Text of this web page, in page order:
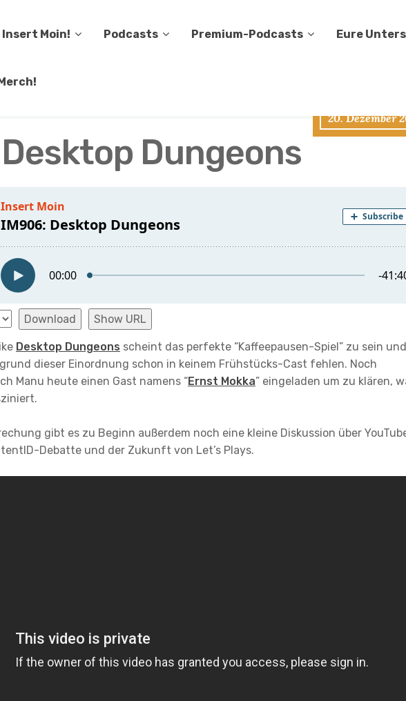
Insert Moin! Podcasts Premium-Podcasts Eure
20. Dezember
Dungeons
Download Show URL
Desktop Dungeons scheint das perfekte “Kaffeepausen-Spiel” zu sein und
dieser Einordnung schon in keinem Frühstücks-Cast fehlen. Noch
Manu heute einen Gast namens “Ernst Mokka” eingeladen um zu klären,
gibt es zu Beginn außerdem noch eine kleine Diskussion über
Debatte und der Zukunft von Let’s Plays.